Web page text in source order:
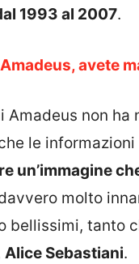
1993 al 2007.
Amadeus, avete
Amadeus non
le
un’immagine
molto
bellissimi, tanto
Alice Sebastiani.